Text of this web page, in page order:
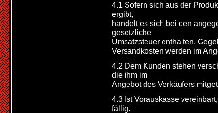
4.1 Sofern sich aus der
ergibt,
handelt es sich bei den
gesetzliche
Umsatzsteuer enthalten.
Versandkosten werden im
4.2 Dem Kunden stehen
die ihm im
Angebot des Verkäufers
4.3 Ist Vorauskasse
fällig.